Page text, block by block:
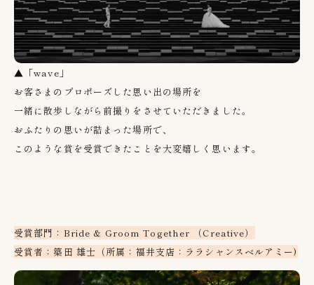
▲「wave」
お客さまのプロポーズした思い出の場所を
一緒に散歩しながら前撮りをさせていただきました。
おふたりの思いが詰まった場所で、
このような賞を受賞できたことを大変嬉しく思います。
受賞部門：Bride & Groom Together （Creative）
受賞者：築田 雄士（所属：福井支店：ララシャンスベルアミー)